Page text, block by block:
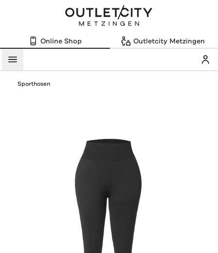
Online Shop Outletcity Metzingen
Menü
Sporthosen